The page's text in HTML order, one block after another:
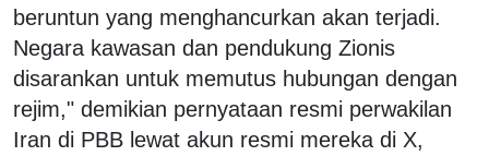
beruntun yang menghancurkan akan terjadi.
Negara kawasan dan pendukung Zionis
disarankan untuk memutus hubungan dengan
rejim," demikian pernyataan resmi perwakilan
Iran di PBB lewat akun resmi mereka di X,